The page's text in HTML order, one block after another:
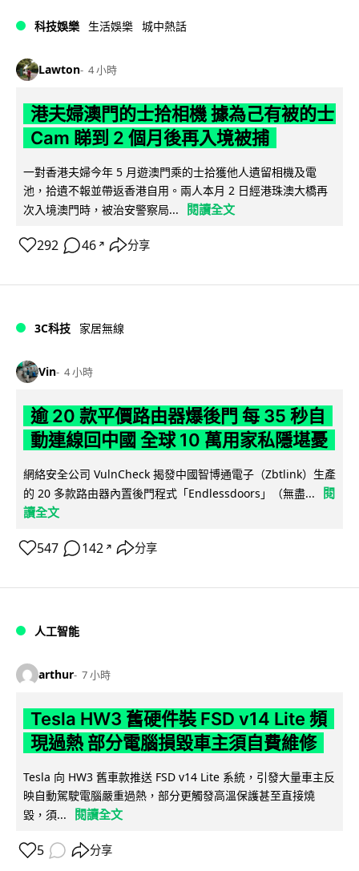
科技娛樂 生活娛樂 城中熱話
Lawton 4 小時
港夫婦澳門的士拾相機 據為己有被的士
Cam 睇到 2 個月後再入境被捕
一對香港夫婦今年 5 月遊澳門乘的士拾獲他人遺留相機及電
池，拾遺不報並帶返香港自用。兩人本月 2 日經港珠澳大橋再
次入境澳門時，被治安警察局...
閱讀全文
292 46 ↗ 分享
3C科技 家居無線
Vin 4 小時
逾 20 款平價路由器爆後門 每 35 秒自
動連線回中國 全球 10 萬用家私隱堪憂
網絡安全公司 VulnCheck 揭發中國智博通電子（Zbtlink）生產
的 20 多款路由器內置後門程式「Endlessdoors」（無盡...
閱
讀全文
547 142 ↗ 分享
人工智能
arthur 7 小時
Tesla HW3 舊硬件裝 FSD v14 Lite 頻
現過熱 部分電腦損毀車主須自費維修
Tesla 向 HW3 舊車款推送 FSD v14 Lite 系統，引發大量車主反
映自動駕駛電腦嚴重過熱，部分更觸發高溫保護甚至直接燒
毀，須...
閱讀全文
5 分享